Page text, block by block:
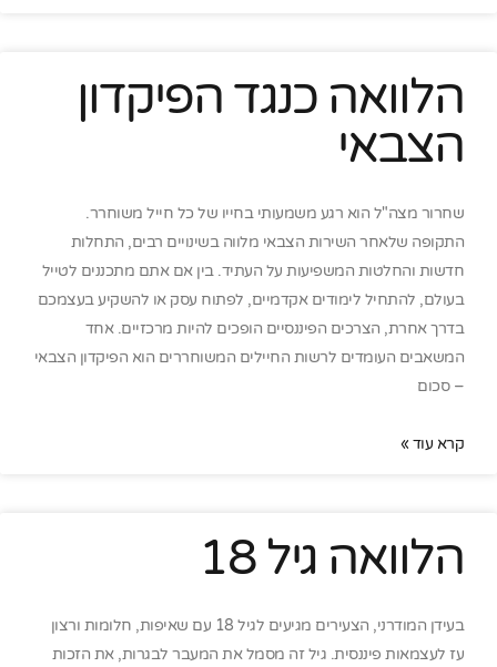
הלוואה כנגד הפיקדון
הצבאי
שחרור מצה"ל הוא רגע משמעותי בחייו של כל חייל משוחרר.
התקופה שלאחר השירות הצבאי מלווה בשינויים רבים, התחלות
חדשות והחלטות המשפיעות על העתיד. בין אם אתם מתכננים לטייל
בעולם, להתחיל לימודים אקדמיים, לפתוח עסק או להשקיע בעצמכם
בדרך אחרת, הצרכים הפיננסיים הופכים להיות מרכזיים. אחד
המשאבים העומדים לרשות החיילים המשוחררים הוא הפיקדון הצבאי
– סכום
קרא עוד »
הלוואה גיל 18
בעידן המודרני, הצעירים מגיעים לגיל 18 עם שאיפות, חלומות ורצון
עז לעצמאות פיננסית. גיל זה מסמל את המעבר לבגרות, את הזכות